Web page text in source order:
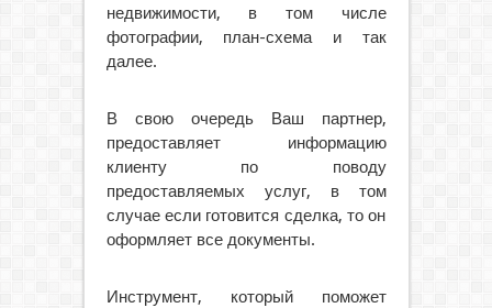
недвижимости, в том числе
фотографии, план-схема и так
далее.
В свою очередь Ваш партнер,
предоставляет информацию
клиенту по поводу
предоставляемых услуг, в том
случае если готовится сделка, то он
оформляет все документы.
Инструмент, который поможет